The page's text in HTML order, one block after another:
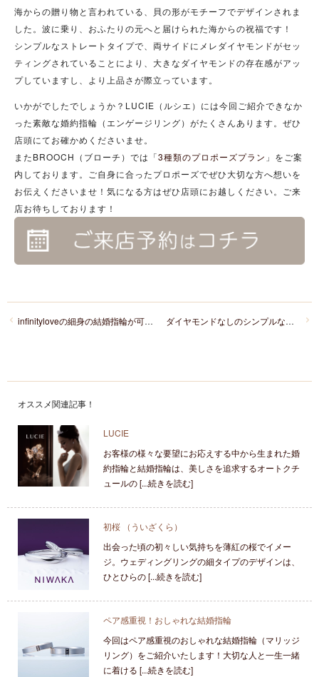
海からの贈り物と言われている、貝の形がモチーフでデザインされま
した。波に乗り、おふたりの元へと届けられた海からの祝福です！
シンプルなストレートタイプで、両サイドにメレダイヤモンドがセッ
ティングされていることにより、大きなダイヤモンドの存在感がアッ
プしていますし、より上品さが際立っています。
いかがでしたでしょうか？LUCIE（ルシエ）には今回ご紹介できなか
った素敵な婚約指輪（エンゲージリング）がたくさんあります。ぜひ
店頭にてお確かめくださいませ。
またBROOCH（ブローチ）では「3種類のプロポーズプラン 」をご案
内しております。ご自身に合ったプロポーズでぜひ大切な方へ想いを
お伝えくださいませ！気になる方はぜひ店頭にお越しください。ご来
店お待ちしております！
ダイヤモンドなしのシンプルな結婚指輪「NIWAKA」
infinityloveの細身の結婚指輪が可愛い！
オススメ関連記事！
LUCIE
お客様の様々な要望にお応えする中から生まれた婚
約指輪と結婚指輪は、美しさを追求するオートクチ
ュールの [...続きを読む]
初桜 （ういざくら）
出会った頃の初々しい気持ちを薄紅の桜でイメー
ジ。ウェディングリングの細タイプのデザインは、
ひとひらの [...続きを読む]
ペア感重視！おしゃれな結婚指輪
今回はペア感重視のおしゃれな結婚指輪（マリッジ
リング）をご紹介いたします！大切な人と一生一緒
に着ける [...続きを読む]